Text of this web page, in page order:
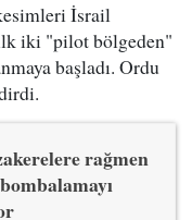
İsrail
iki "pilot bölgeden"
başladı. Ordu
rağmen